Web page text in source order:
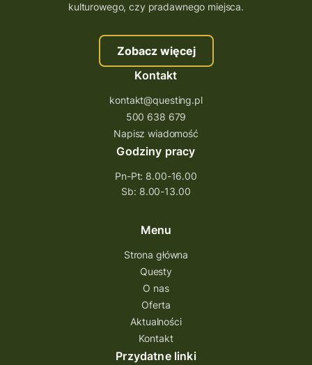
kulturowego, czy pradawnego miejsca.
Zobacz więcej
Kontakt
kontakt@questing.pl
500 638 679
Napisz wiadomość
Godziny pracy
Pn-Pt: 8.00-16.00
Sb: 8.00-13.00
Menu
Strona główna
Questy
O nas
Oferta
Aktualności
Kontakt
Przydatne linki